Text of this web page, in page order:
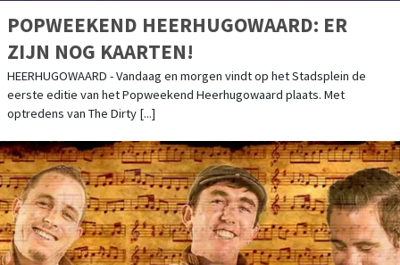
POPWEEKEND HEERHUGOWAARD: ER
ZIJN NOG KAARTEN!
HEERHUGOWAARD - Vandaag en morgen vindt op het Stadsplein de
eerste editie van het Popweekend Heerhugowaard plaats. Met
optredens van The Dirty [...]